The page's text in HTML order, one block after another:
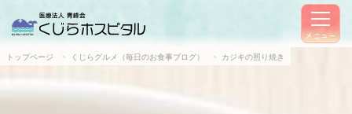
メニュー
トップページ くじらグルメ（毎日のお食事ブログ） カジキの照り焼き